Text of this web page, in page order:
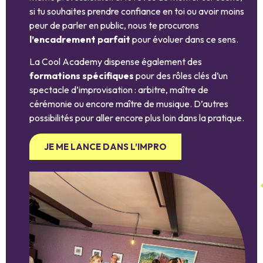
si tu souhaites prendre confiance en toi ou avoir moins
peur de parler en public, nous te procurons
l’encadrement parfait pour évoluer dans ce sens.
La Cool Academy dispense également des
formations spécifiques pour des rôles clés d’un
spectacle d’improvisation : arbitre, maître de
cérémonie ou encore maître de musique. D’autres
possibilités pour aller encore plus loin dans la pratique.
JE ME LANCE DANS L’IMPRO